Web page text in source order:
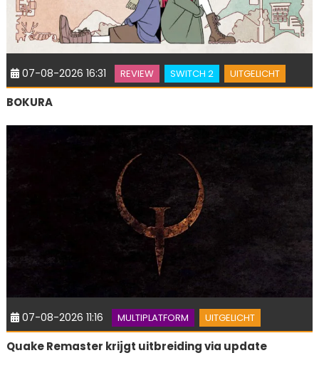
07-08-2026 16:31 REVIEW SWITCH 2 UITGELICHT
BOKURA
07-08-2026 11:16 MULTIPLATFORM UITGELICHT
Quake Remaster krijgt uitbreiding via update